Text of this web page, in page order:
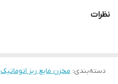
نظرات
دسته‌بندی: مخزن مایع ریز اتوماتیک